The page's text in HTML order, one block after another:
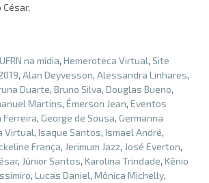
César,
na mídia, Hemeroteca Virtual, Site
, Alan Deyvesson, Alessandra Linhares,
Duarte, Bruno Silva, Douglas Bueno,
Martins, Émerson Jean, Eventos
Ferreira, George de Sousa, Germanna
Virtual, Isaque Santos, Ismael André,
França, Jerimum Jazz, José Everton,
, Júnior Santos, Karolina Trindade, Kênio
, Lucas Daniel, Mônica Michelly,